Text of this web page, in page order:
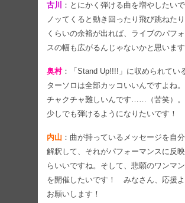
古川
：とにかく弾ける曲を増やしたいで
ノッてくると動き回ったり飛び跳ねた
くらいの余裕が出れば、ライブのパフ
スの幅も広がるんじゃないかと思います
奥村：「Stand Up!!!!」に収められてい
ターソロは全部カッコいいんですよね
チャクチャ難しいんです……（苦笑）
少しでも弾けるようになりたいです！
内山 ：曲が持っているメッセージを自
解釈して、それがパフォーマンスに反
らいいですね。そして、悲願のワンマ
を開催したいです！ みなさん、応援よ
お願いします！